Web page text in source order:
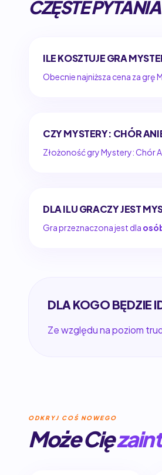
CZĘSTE
ILE KOSZTUJE GRA
Obecnie najniższa cena za grę
CZY MYSTERY: CHÓR
Złożoność gry Mystery: Chór
DLA ILU GRACZY JEST
Gra przeznaczona jest dla
DLA KOGO BĘDZIE
Ze względu na poziom
ODKRYJ COŚ NOWEGO
Może Cię